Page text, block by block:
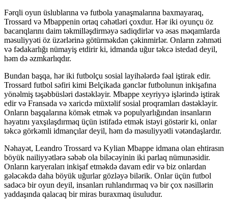
Fərqli oyun üslublarına və futbola yanaşmalarına baxmayaraq,
Trossard və Mbappenin ortaq cəhətləri çoxdur. Hər iki oyunçu öz
bacarıqlarını daim təkmilləşdirməyə sadiqdirlər və əsas məqamlarda
məsuliyyəti öz üzərlərinə götürməkdən çəkinmirlər. Onların zəhməti
və fədakarlığı nümayiş etdirir ki, idmanda uğur təkcə istedad deyil,
həm də əzmkarlıqdır.
Bundan başqa, hər iki futbolçu sosial layihələrdə fəal iştirak edir.
Trossard futbol səfiri kimi Belçikada gənclər futbolunun inkişafına
yönəlmiş təşəbbüsləri dəstəkləyir. Mbappe xeyriyyə işlərində iştirak
edir və Fransada və xaricdə müxtəlif sosial proqramları dəstəkləyir.
Onların başqalarına kömək etmək və populyarlığından insanların
həyatını yaxşılaşdırmaq üçün istifadə etmək istəyi göstərir ki, onlar
təkcə görkəmli idmançılar deyil, həm də məsuliyyətli vətəndaşlardır.
Nəhayət, Leandro Trossard və Kylian Mbappe idmana olan ehtirasın
böyük nailiyyətlərə səbəb ola biləcəyinin iki parlaq nümunəsidir.
Onların karyeraları inkişaf etməkdə davam edir və biz onlardan
gələcəkdə daha böyük uğurlar gözləyə bilərik. Onlar üçün futbol
sadəcə bir oyun deyil, insanları ruhlandırmaq və bir çox nəsillərin
yaddaşında qalacaq bir miras buraxmaq üsuludur.